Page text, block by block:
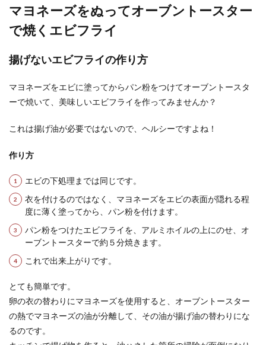
マヨネーズをぬってオーブントースター
で焼くエビフライ
揚げないエビフライの作り方
マヨネーズをエビに塗ってからパン粉をつけてオーブントースタ
ーで焼いて、美味しいエビフライを作ってみませんか？
これは揚げ油が必要ではないので、ヘルシーですよね！
作り方
エビの下処理までは同じです。
衣を付けるのではなく、マヨネーズをエビの表面が隠れる程
度に薄く塗ってから、パン粉を付けます。
パン粉をつけたエビフライを、アルミホイルの上にのせ、オ
ーブントースターで約５分焼きます。
これで出来上がりです。
とても簡単です。
卵の衣の替わりにマヨネーズを使用すると、オーブントースター
の熱でマヨネーズの油が分離して、その油が揚げ油の替わりにな
るのです。